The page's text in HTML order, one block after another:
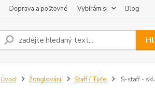
Doprava a poštovné Vybírám si Blog
Úvod Žonglování Staff / Tyče S-staff -